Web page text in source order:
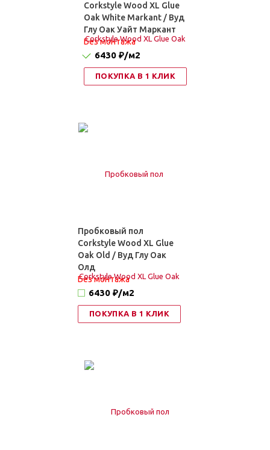
Corkstyle Wood XL Glue
Oak White Markant / Вуд
Глу Оак Уайт Маркант
Без монтажа
6430 ₽/м2
ПОКУПКА В 1 КЛИК
Пробковый пол
Corkstyle Wood XL Glue
Oak Old / Вуд Глу Оак
Олд
Без монтажа
6430 ₽/м2
ПОКУПКА В 1 КЛИК